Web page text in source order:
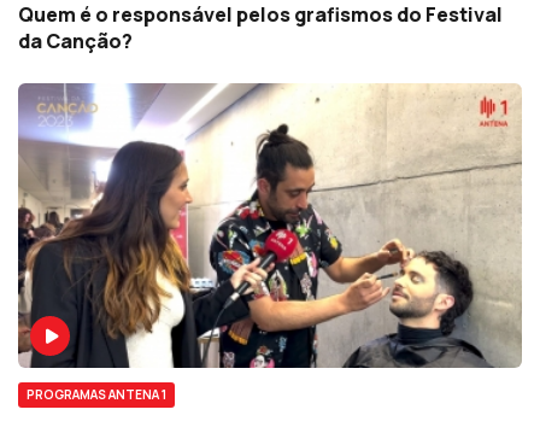
Quem é o responsável pelos grafismos do Festival
da Canção?
PROGRAMAS ANTENA 1